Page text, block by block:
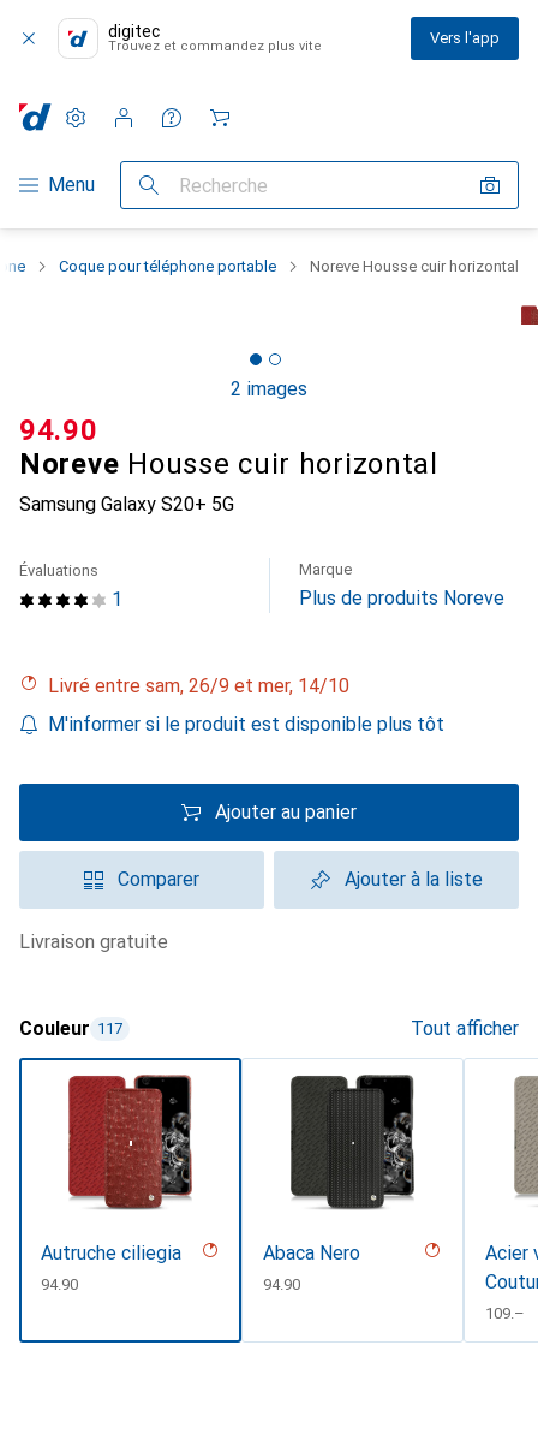
digitec
Trouvez et commandez plus vite Vers l'app
Navigation par catégorie
Menu Recherche
Paramètres
Compte client
Listes de comparaison
Listes d'envies
Panier
Coque pour téléphone portable Noreve Housse cuir horizontal
2 images
Noreve Housse cuir horizontal
Samsung Galaxy S20+ 5G
CHF
94.90
1
Évaluations Marque
Plus de produits Noreve
Livré entre sam, 26/9 et mer, 14/10
M'informer si le produit est disponible plus tôt
Ajouter au panier
Comparer Ajouter à la liste
livraison gratuite
Couleur 117 Tout afficher
Autruche ciliegia
CHF
94.90
Abaca Nero
CHF
94.90
Acier
CHF
109.–